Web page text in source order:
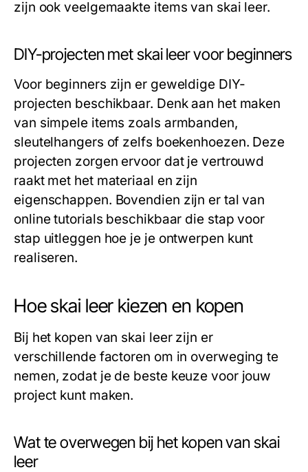
zijn ook veelgemaakte items van skai leer.
DIY-projecten met skai leer voor beginners
Voor beginners zijn er geweldige DIY-
projecten beschikbaar. Denk aan het maken
van simpele items zoals armbanden,
sleutelhangers of zelfs boekenhoezen. Deze
projecten zorgen ervoor dat je vertrouwd
raakt met het materiaal en zijn
eigenschappen. Bovendien zijn er tal van
online tutorials beschikbaar die stap voor
stap uitleggen hoe je je ontwerpen kunt
realiseren.
Hoe skai leer kiezen en kopen
Bij het kopen van skai leer zijn er
verschillende factoren om in overweging te
nemen, zodat je de beste keuze voor jouw
project kunt maken.
Wat te overwegen bij het kopen van skai
leer